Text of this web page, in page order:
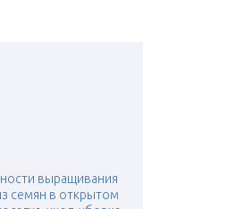
выращивания
семян в открытом